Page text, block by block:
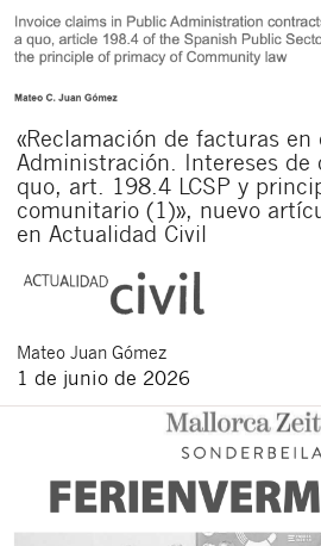
«Reclamación de facturas
Administración. Intereses de
quo, art. 198.4 LCSP y
comunitario (1)», nuevo
en Actualidad Civil
Mateo Juan Gómez
1 de junio de 2026